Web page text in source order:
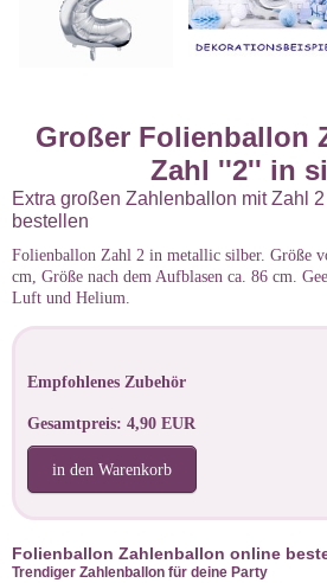
Großer Folienballon
Zahl ''2'' in
Extra großen Zahlenballon mit Zahl
bestellen
Folienballon Zahl 2 in metallic silber. Größe
cm, Größe nach dem Aufblasen ca. 86 cm.
Luft und Helium.
Empfohlenes Zubehör
Gesamtpreis: 4,90 EUR
in den Warenkorb
Folienballon Zahlenballon online
Trendiger Zahlenballon für deine Party